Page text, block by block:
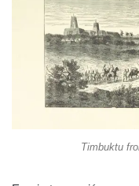
Timbuktu